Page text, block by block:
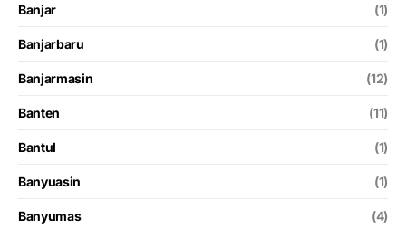
Banjar (1)
Banjarbaru (1)
Banjarmasin (12)
Banten (11)
Bantul (1)
Banyuasin (1)
Banyumas (4)